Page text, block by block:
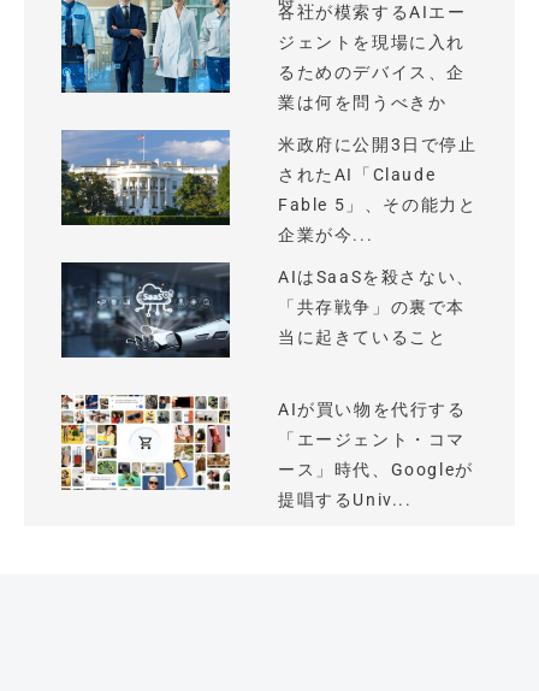
各社が模索するAIエー
ジェントを現場に入れ
るためのデバイス、企
業は何を問うべきか
米政府に公開3日で停止
されたAI「Claude
Fable 5」、その能力と
企業が今...
AIはSaaSを殺さない、
「共存戦争」の裏で本
当に起きていること
AIが買い物を代行する
「エージェント・コマ
ース」時代、Googleが
提唱するUniv...